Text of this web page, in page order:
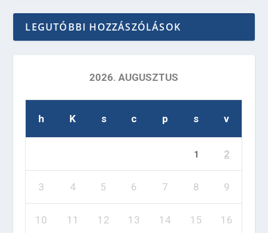
LEGUTÓBBI HOZZÁSZÓLÁSOK
2026. AUGUSZTUS
h K s c p s v
1 2
3 4 5 6 7 8 9
10 11 12 13 14 15 16